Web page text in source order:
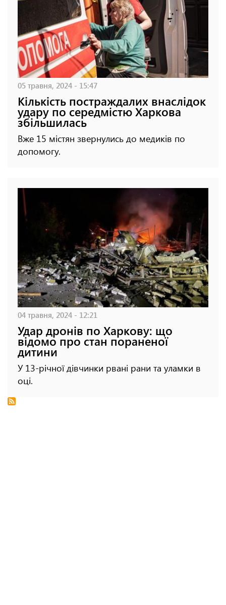
05 травня, 2024 - 15:47
Кількість постраждалих внаслідок
удару по середмістю Харкова
збільшилась
Вже 15 містян звернулись до медиків по
допомогу.
04 травня, 2024 - 12:21
Удар дронів по Харкову: що
відомо про стан пораненої
дитини
У 13-річної дівчинки рвані рани та уламки в
оці.